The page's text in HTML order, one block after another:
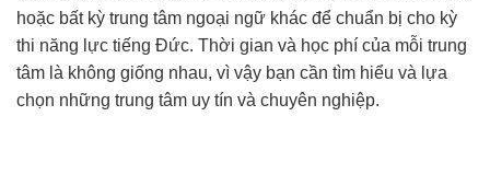
hoặc bất kỳ trung tâm ngoại ngữ khác để chuẩn bị cho kỳ
thi năng lực tiếng Đức. Thời gian và học phí của mỗi trung
tâm là không giống nhau, vì vậy bạn cần tìm hiểu và lựa
chọn những trung tâm uy tín và chuyên nghiệp.